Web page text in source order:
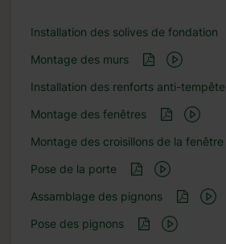
Installation des solives de fondation
Montage des murs
Installation des renforts anti-tempête
Montage des fenêtres
Montage des croisillons de la fenêtre
Pose de la porte
Assamblage des pignons
Pose des pignons